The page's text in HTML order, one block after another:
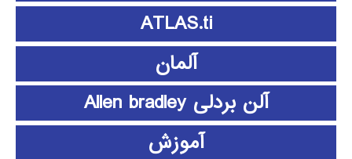
ATLAS.ti
آلمان
آلن بردلی Allen bradley
آموزش